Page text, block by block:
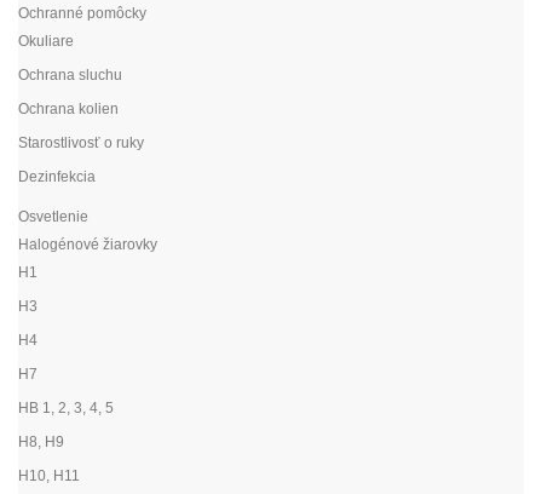
Ochranné pomôcky
Okuliare
Ochrana sluchu
Ochrana kolien
Starostlivosť o ruky
Dezinfekcia
Osvetlenie
Halogénové žiarovky
H1
H3
H4
H7
HB 1, 2, 3, 4, 5
H8, H9
H10, H11